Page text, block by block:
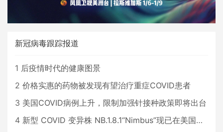
新冠病毒跟踪报道
1 后疫情时代的健康图景
2 价格实惠的药物被发现有望治疗重症COVID患者
3 美国COVID病例上升，限制加强针接种政策即将出台
4 新型 COVID 变异株 NB.1.8.1“Nimbus”现已在美国占据主导地位